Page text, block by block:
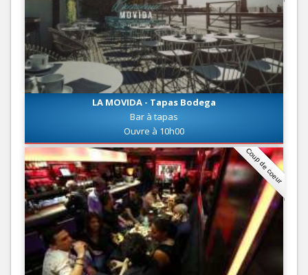
LA MOVIDA - Tapas Bodega
Bar à tapas
Ouvre à 10h00
Coup de coeur